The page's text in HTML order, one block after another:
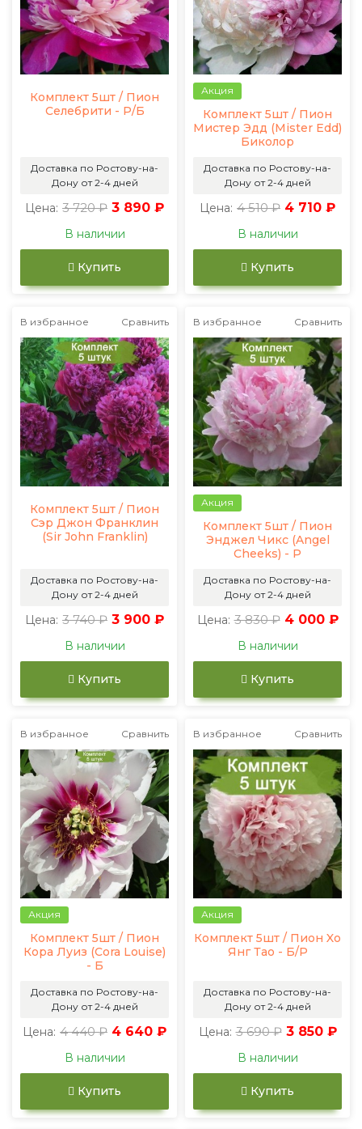
Комплект 5шт / Пион
Селебрити - Р/Б
Доставка по Ростову-на-
Дону от 2-4 дней
Цена: 3 720 ₽ 3 890 ₽
В наличии
Купить
Акция
Комплект 5шт / Пион
Мистер Эдд (Mister Edd)
Биколор
Доставка по Ростову-на-
Дону от 2-4 дней
Цена: 4 510 ₽ 4 710 ₽
В наличии
Купить
В избранное Сравнить
Комплект 5шт / Пион
Сэр Джон Франклин
(Sir John Franklin)
Доставка по Ростову-на-
Дону от 2-4 дней
Цена: 3 740 ₽ 3 900 ₽
В наличии
Купить
В избранное Сравнить
Акция
Комплект 5шт / Пион
Энджел Чикс (Angel
Cheeks) - Р
Доставка по Ростову-на-
Дону от 2-4 дней
Цена: 3 830 ₽ 4 000 ₽
В наличии
Купить
В избранное Сравнить
Акция
Комплект 5шт / Пион
Кора Луиз (Cora Louise)
- Б
Доставка по Ростову-на-
Дону от 2-4 дней
Цена: 4 440 ₽ 4 640 ₽
В наличии
Купить
В избранное Сравнить
Акция
Комплект 5шт / Пион Xо
Янг Тао - Б/Р
Доставка по Ростову-на-
Дону от 2-4 дней
Цена: 3 690 ₽ 3 850 ₽
В наличии
Купить